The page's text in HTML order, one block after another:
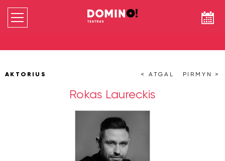
AKTORIUS < ATGAL PIRMYN >
Rokas Laureckis